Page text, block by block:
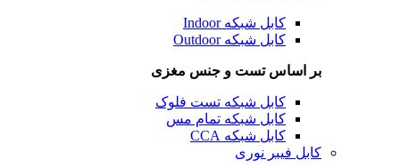
کابل شبکه Indoor
کابل شبکه Outdoor
بر اساس تست و جنس مغزی
کابل شبکه تست فلوک
کابل شبکه تمام مس
کابل شبکه CCA
کابل فیبر نوری